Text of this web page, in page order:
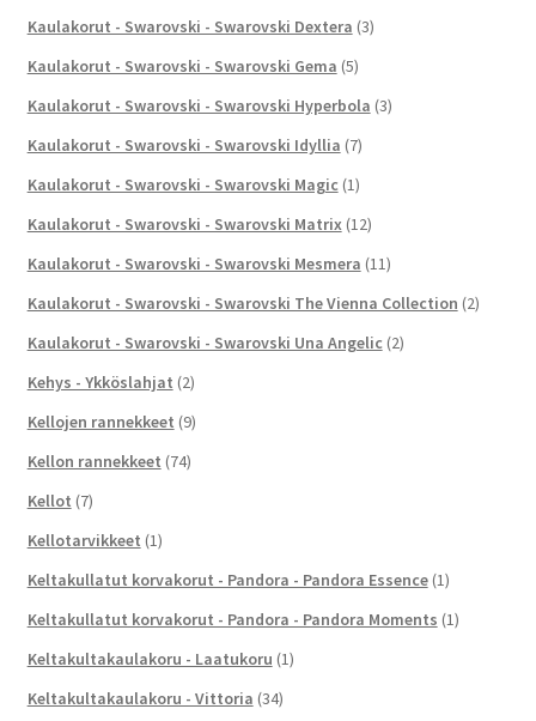
Kaulakorut - Swarovski - Swarovski Dextera (3)
Kaulakorut - Swarovski - Swarovski Gema (5)
Kaulakorut - Swarovski - Swarovski Hyperbola (3)
Kaulakorut - Swarovski - Swarovski Idyllia (7)
Kaulakorut - Swarovski - Swarovski Magic (1)
Kaulakorut - Swarovski - Swarovski Matrix (12)
Kaulakorut - Swarovski - Swarovski Mesmera (11)
Kaulakorut - Swarovski - Swarovski The Vienna Collection (2)
Kaulakorut - Swarovski - Swarovski Una Angelic (2)
Kehys - Ykköslahjat (2)
Kellojen rannekkeet (9)
Kellon rannekkeet (74)
Kellot (7)
Kellotarvikkeet (1)
Keltakullatut korvakorut - Pandora - Pandora Essence (1)
Keltakullatut korvakorut - Pandora - Pandora Moments (1)
Keltakultakaulakoru - Laatukoru (1)
Keltakultakaulakoru - Vittoria (34)